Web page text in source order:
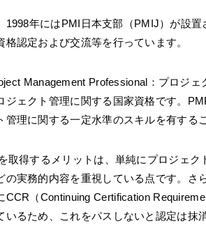
1998年にはPMI日本支部（PMIJ）が設
格認定および交流等を行っています。
Management Professional：プロジ
ジェクト管理に関する国家資格です。
管理に関する一定水準のスキルを有する
取得するメリットは、単純にプロジェ
の実務的内容を重視している点です。さ
CCR（Continuing Certification
いるため、これをパスしないと認定は抹